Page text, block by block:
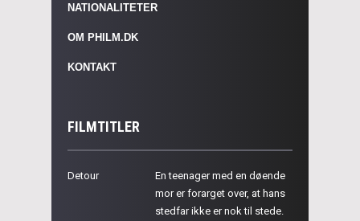
NATIONALITETER
OM PHILM.DK
KONTAKT
FILMTITLER
Detour
En teenager med en døende
mor er forarget over, at hans
stedfar ikke er nok til stede.